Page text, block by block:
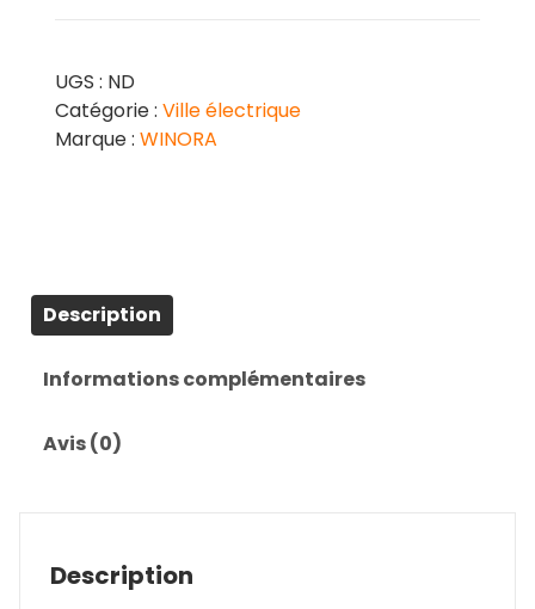
UGS : ND
Catégorie : Ville électrique
Marque : WINORA
Description
Informations complémentaires
Avis (0)
Description